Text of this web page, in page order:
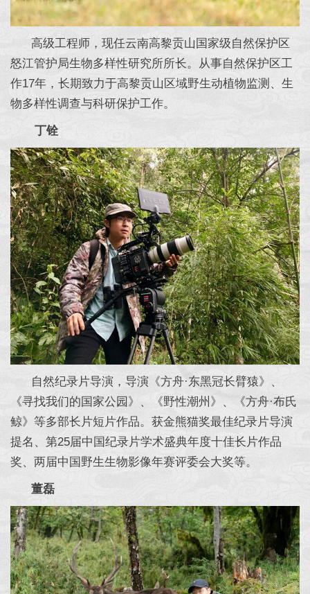
高级工程师，现任云南高黎贡山国家级自然保护区
怒江管护局生物多样性研究所所长。从事自然保护区工
作17年，长期致力于高黎贡山区域野生动植物监测、生
物多样性调查与科研保护工作。
丁铨
自然纪录片导演，导演《方舟·东黑冠长臂猿》、
《寻找我们的国家公园》、《野性潮州》、《方舟·布氏
鲸》等多部长片短片作品。获金熊猫奖最佳纪录片导演
提名、第25届中国纪录片学术盛典年度十佳长片作品
奖、两届中国野生生物影像年赛评委会大奖等。
董磊